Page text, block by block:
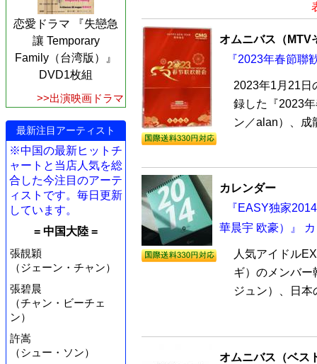
恋愛ドラマ 『失戀急
讓 Temporary
Family（台湾版）』
DVD1枚組
>>出演映画ドラマ
最新注目アーティスト
※中国の最新ヒットチ
ャートと当店人気を総
合した今注目のアーテ
ィストです。毎日更新
しています。
= 中国大陸 =
張靚穎
（ジェーン・チャン）
張碧晨
（チャン・ビーチェ
ン）
許嵩
（シュー・ソン）
オムニバス（MTV
『2023年春節聯
2023年1月21日
録した『2023
ン／alan）、成
カレンダー
『EASY独家
華晨宇 欧豪）』
人気アイドル
ギ）のメンバ
ジュン）、日本
オムニバス（ベス